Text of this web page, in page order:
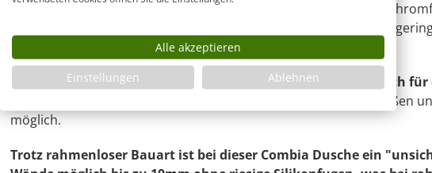
Ablaufleistung von 0,60 l/sec und Sperrwasserhöhe 35 mm. Mit
passend für Duschwannen mit Ablauföffnung D=90 mm. Extrem
die Gehäusehöhe des Siphons unter Wanne nur 58 mm beträgt.
Durch die exakten, nicht stark gerundeten Außenkanten auch
Auch teilversenkt im Boden, auf dem Boden oder mit Wannenfüßen
möglich.
Trotz rahmenloser Bauart ist bei dieser Combia Dusche ein
Alle akzeptieren
Einstellungen
Ablehnen